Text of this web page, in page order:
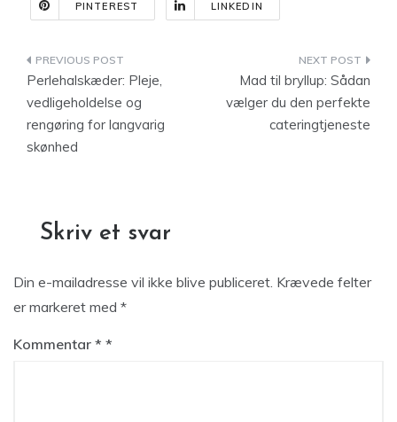
PINTEREST LINKEDIN
Indlægsnavigation
Perlehalskæder: Pleje,
vedligeholdelse og
rengøring for langvarig
skønhed
Mad til bryllup: Sådan
vælger du den perfekte
cateringtjeneste
Skriv et svar
Din e-mailadresse vil ikke blive publiceret. Krævede felter
er markeret med *
Kommentar *